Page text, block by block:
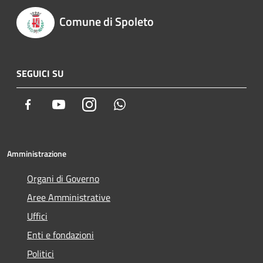
Comune di Spoleto
SEGUICI SU
Facebook YoutubeInstagram
Amministrazione
Organi di Governo
Aree Amministrative
Uffici
Enti e fondazioni
Politici